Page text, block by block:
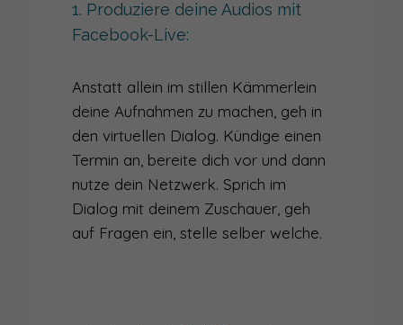
1. Produziere deine Audios mit
Facebook-Live:
Anstatt allein im stillen Kämmerlein
deine Aufnahmen zu machen, geh in
den virtuellen Dialog. Kündige einen
Termin an, bereite dich vor und dann
nutze dein Netzwerk. Sprich im
Dialog mit deinem Zuschauer, geh
auf Fragen ein, stelle selber welche.